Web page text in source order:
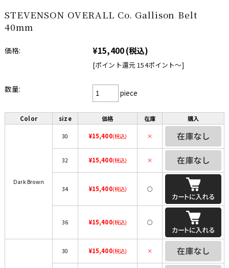
STEVENSON OVERALL Co. Gallison Belt
40mm
価格: ¥15,400(税込)
[ポイント還元 154ポイント〜]
数量: piece
Color size 価格 在庫 購入
Dark Brown
30 ¥15,400(税込) ×
32 ¥15,400(税込) ×
34 ¥15,400(税込) ○
36 ¥15,400(税込) ○
30 ¥15,400(税込) ×